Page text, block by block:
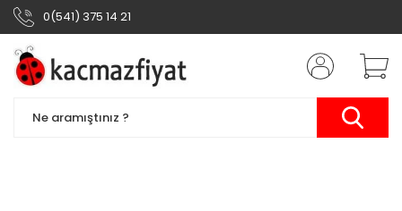
0(541) 375 14 21